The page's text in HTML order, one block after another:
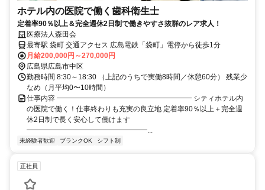
ホテル内の医院で働く歯科衛生士
定着率90％以上＆完全週休2日制で働きやすさ抜群のレア求人！
医療法人森田会
最寄駅 袋町 交通アクセス 広島電鉄「袋町」電停から徒歩1分
月給200,000円～270,000円
広島県広島市中区
勤務時間 8:30～18:30 （上記のうちで実働8時間／休憩60分） 残業少
なめ（月平均0〜10時間）
仕事内容 ━━━━━━━━━━━━━━━━━━━ シティホテル内
の医院で働く！仕事終わりも充実の良立地 定着率90％以上＋完全週
休2日制で長く安心して働けます
━━━━━━━━━━━━━━━━━...
未経験者歓迎 ブランクOK シフト制
正社員